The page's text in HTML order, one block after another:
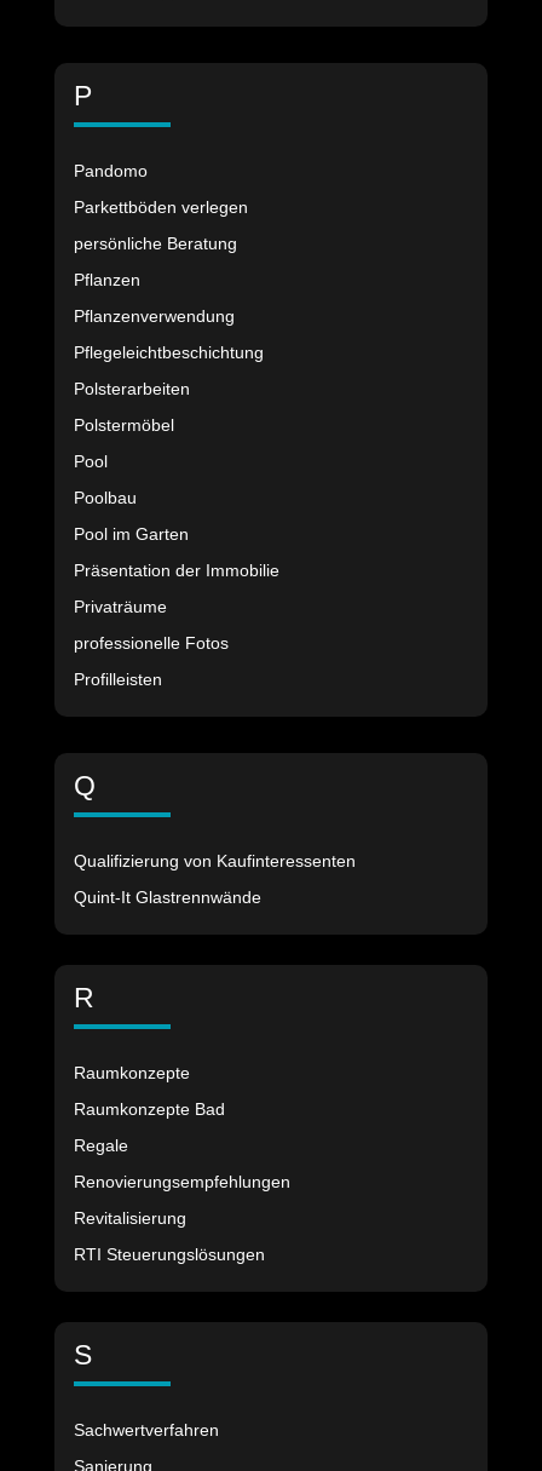
P
Pandomo
Parkettböden verlegen
persönliche Beratung
Pflanzen
Pflanzenverwendung
Pflegeleichtbeschichtung
Polsterarbeiten
Polstermöbel
Pool
Poolbau
Pool im Garten
Präsentation der Immobilie
Privaträume
professionelle Fotos
Profilleisten
Q
Qualifizierung von Kaufinteressenten
Quint-It Glastrennwände
R
Raumkonzepte
Raumkonzepte Bad
Regale
Renovierungsempfehlungen
Revitalisierung
RTI Steuerungslösungen
S
Sachwertverfahren
Sanierung